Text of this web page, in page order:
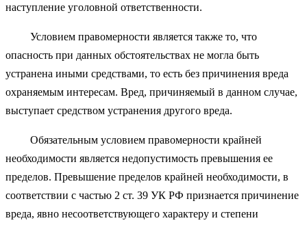
наступление уголовной ответственности.
Условием правомерности является также то, что
опасность при данных обстоятельствах не могла быть
устранена иными средствами, то есть без причинения вреда
охраняемым интересам. Вред, причиняемый в данном случае,
выступает средством устранения другого вреда.
Обязательным условием правомерности крайней
необходимости является недопустимость превышения ее
пределов. Превышение пределов крайней необходимости, в
соответствии с частью 2 ст. 39 УК РФ признается причинение
вреда, явно несоответствующего характеру и степени